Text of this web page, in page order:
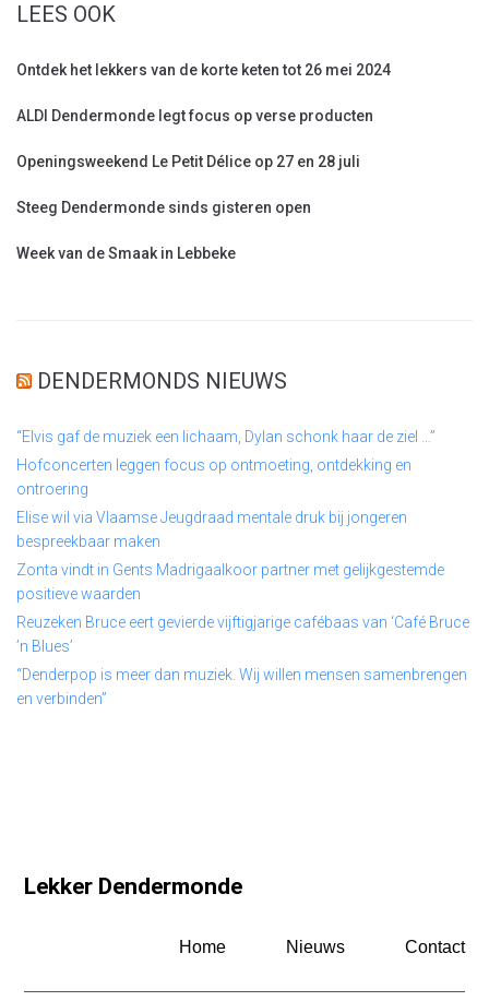
LEES OOK
Ontdek het lekkers van de korte keten tot 26 mei 2024
ALDI Dendermonde legt focus op verse producten
Openingsweekend Le Petit Délice op 27 en 28 juli
Steeg Dendermonde sinds gisteren open
Week van de Smaak in Lebbeke
DENDERMONDS NIEUWS
“Elvis gaf de muziek een lichaam, Dylan schonk haar de ziel …”
Hofconcerten leggen focus op ontmoeting, ontdekking en
ontroering
Elise wil via Vlaamse Jeugdraad mentale druk bij jongeren
bespreekbaar maken
Zonta vindt in Gents Madrigaalkoor partner met gelijkgestemde
positieve waarden
Reuzeken Bruce eert gevierde vijftigjarige cafébaas van ‘Café Bruce
’n Blues’
“Denderpop is meer dan muziek. Wij willen mensen samenbrengen
en verbinden”
Lekker Dendermonde
Home Nieuws Contact